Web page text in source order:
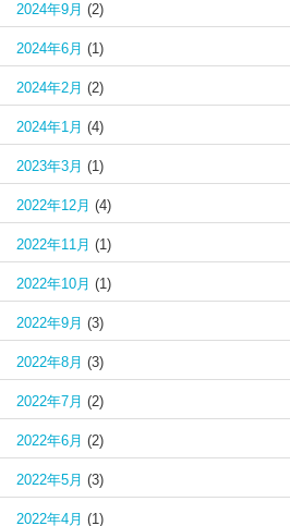
2024年9月 (2)
2024年6月 (1)
2024年2月 (2)
2024年1月 (4)
2023年3月 (1)
2022年12月 (4)
2022年11月 (1)
2022年10月 (1)
2022年9月 (3)
2022年8月 (3)
2022年7月 (2)
2022年6月 (2)
2022年5月 (3)
2022年4月 (1)